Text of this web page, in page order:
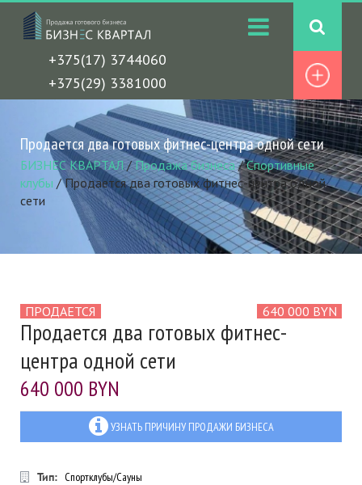
+375(17) 3744060
+375(29) 3381000
Продается два готовых фитнес-центра одной сети
БИЗНЕС КВАРТАЛ/Продажа бизнеса/Спортивные
клубы /Продается два готовых фитнес-центра одной
сети
ПРОДАЕТСЯ 640 000 BYN
Продается два готовых фитнес-
центра одной сети
640 000 BYN
УЗНАТЬ ПРИЧИНУ ПРОДАЖИ БИЗНЕСА
Тип: Спортклубы/Сауны